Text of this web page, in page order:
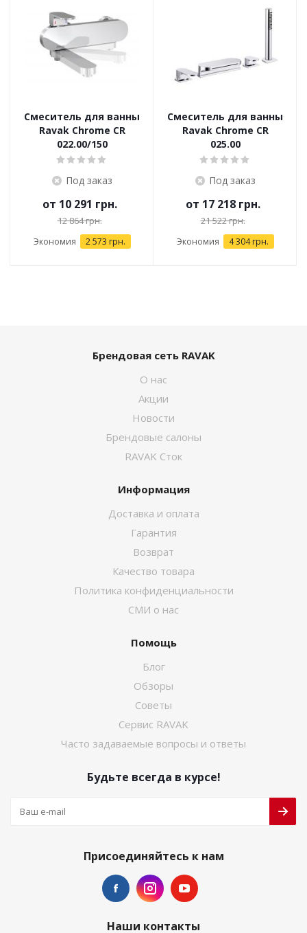
Смеситель для ванны
Ravak Chrome CR
022.00/150
Под заказ
от 10 291 грн.
12 864 грн.
Экономия 2 573 грн.
Смеситель для ванны
Ravak Chrome CR
025.00
Под заказ
от 17 218 грн.
21 522 грн.
Экономия 4 304 грн.
Брендовая сеть RAVAK
О нас
Акции
Новости
Брендовые салоны
RAVAK Сток
Информация
Доставка и оплата
Гарантия
Возврат
Качество товара
Политика конфиденциальности
СМИ о нас
Помощь
Блог
Обзоры
Советы
Сервис RAVAK
Часто задаваемые вопросы и ответы
Будьте всегда в курсе!
Присоединяйтесь к нам
Наши контакты